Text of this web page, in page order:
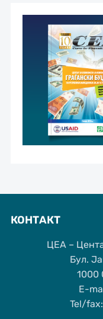
КОНТАКТ
ЦЕА –
Бул.
1000
Е-
Tel/